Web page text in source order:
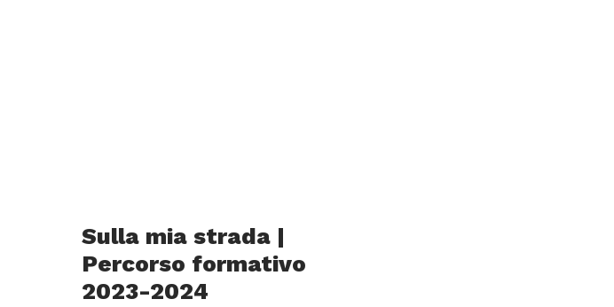
Sulla mia strada |
Percorso formativo
2023-2024